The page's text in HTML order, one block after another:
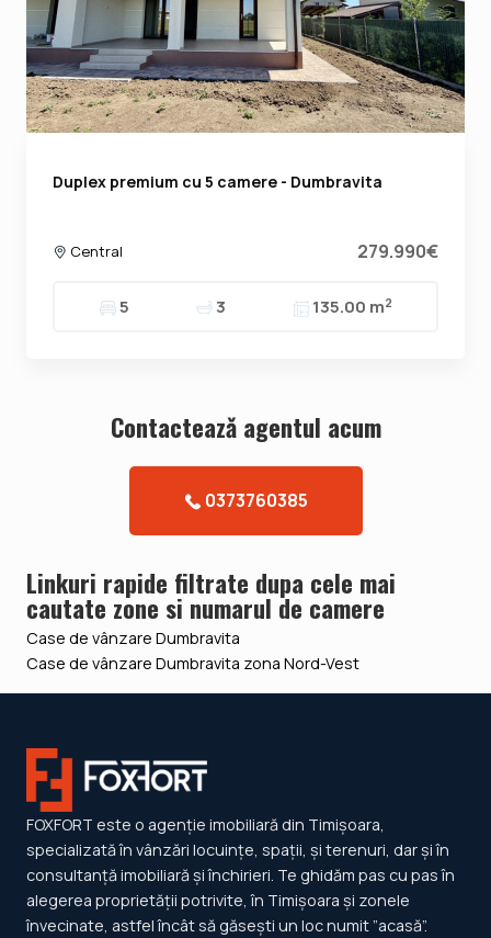
Duplex premium cu 5 camere - Dumbravita
Central 279.990€
5 3 135.00 m2
Contacteazǎ agentul acum
0373760385
Linkuri rapide filtrate dupa cele mai
cautate zone si numarul de camere
Case de vânzare Dumbravita
Case de vânzare Dumbravita zona Nord-Vest
FOXFORT este o agenție imobiliară din Timișoara,
specializată în vânzări locuințe, spații, și terenuri, dar și în
consultanță imobiliară și închirieri. Te ghidăm pas cu pas în
alegerea proprietății potrivite, în Timișoara și zonele
învecinate, astfel încât să găsești un loc numit ”acasă”.